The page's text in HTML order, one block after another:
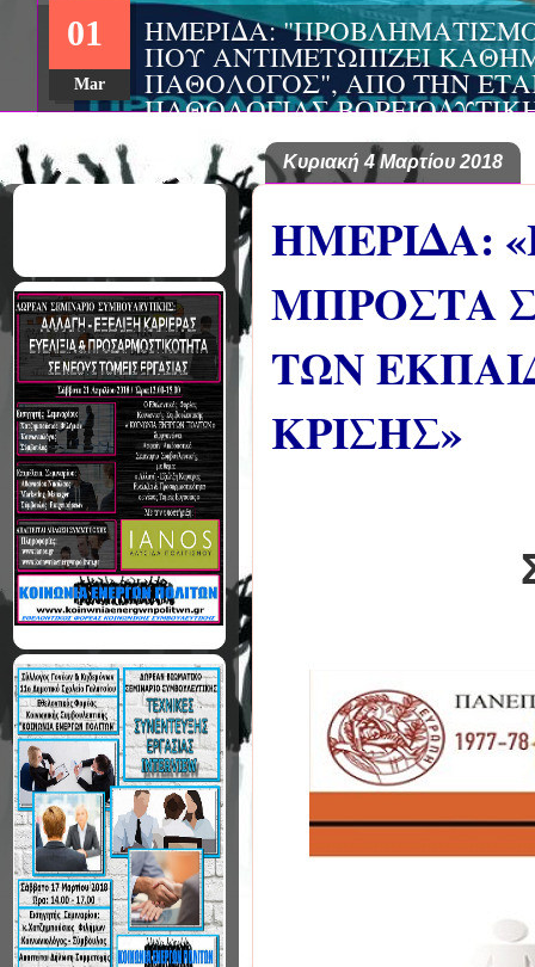
ΣΥΝΕΔΡΙΟ:
ΦΡΟΝΤΙΔΑΣ», ΑΠΟ ΤΗΝ
ΨΥΧΙΑΤΡΙΚΗΣ Π.
ΤΟ EΥΡΩΠΑΪΚΟ ΔΙΚΤΥΟ
ΥΓΕΙΑΣ ΑSKLEPIOS
22
Aug
Κυριακή 4 Μαρτίου 2018
ΗΜΕΡΙΔΑ:
ΜΠΡΟΣΤΑ
ΤΩΝ
ΚΡΙΣΗΣ»